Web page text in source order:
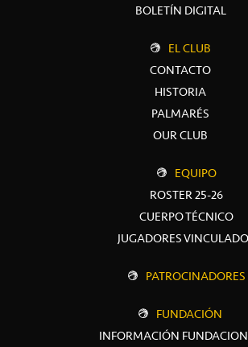
BOLETÍN DIGITAL
EL CLUB
CONTACTO
HISTORIA
PALMARÉS
OUR CLUB
EQUIPO
ROSTER 25-26
CUERPO TÉCNICO
JUGADORES
PATROCINADORES
FUNDACIÓN
INFORMACIÓN